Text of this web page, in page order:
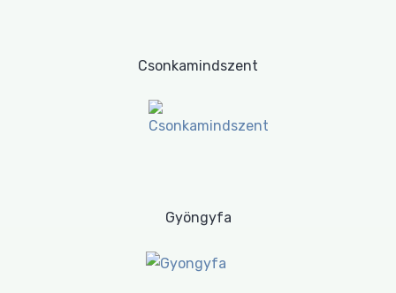
Csonkamindszent
Gyöngyfa